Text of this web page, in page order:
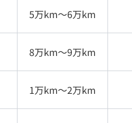
5万km〜6万km
8万km〜9万km
1万km〜2万km